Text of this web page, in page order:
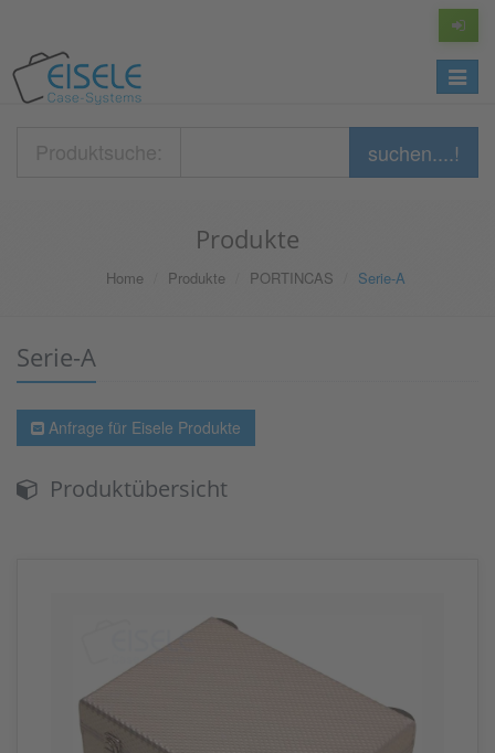
Toggle
suchen....!
Produkte
Home Produkte PORTINCAS Serie-A
Serie-A
Anfrage für Eisele Produkte
Produktübersicht